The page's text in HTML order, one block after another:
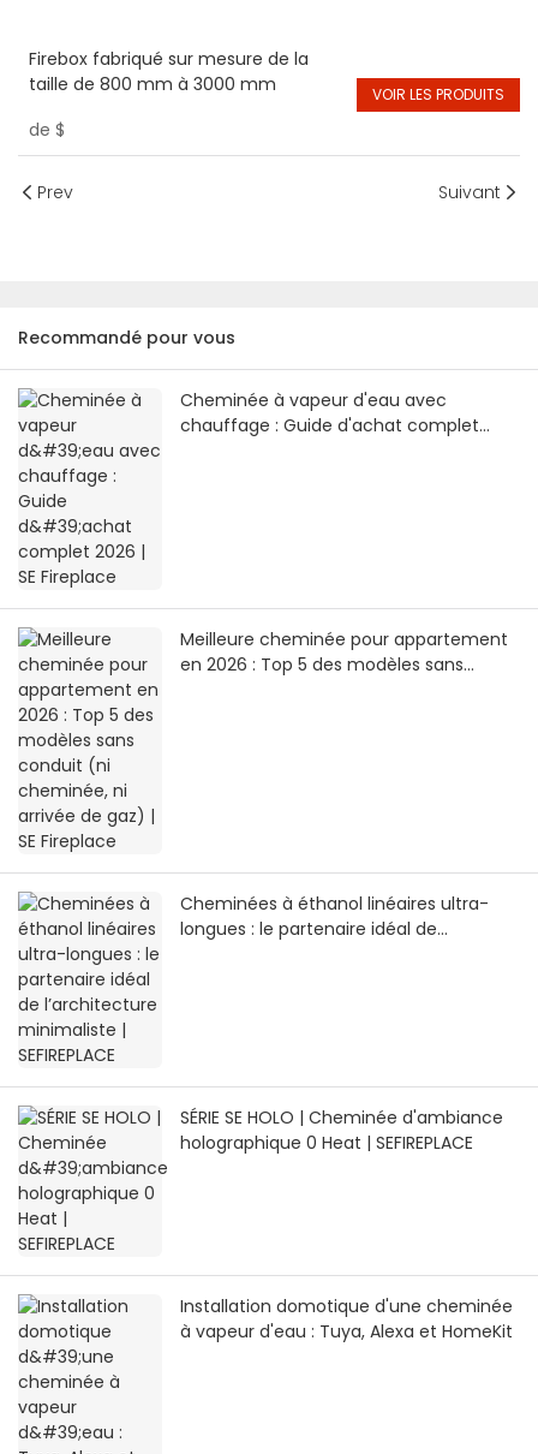
Firebox fabriqué sur mesure de la
taille de 800 mm à 3000 mm
de $
VOIR LES PRODUITS
Prev Suivant
Recommandé pour vous
Cheminée à vapeur d'eau avec
chauffage : Guide d'achat complet
Meilleure cheminée pour appartement
en 2026 : Top 5 des modèles sans
Cheminées à éthanol linéaires ultra-
longues : le partenaire idéal de
SÉRIE SE HOLO | Cheminée d'ambiance
holographique 0 Heat | SEFIREPLACE
Installation domotique d'une cheminée
à vapeur d'eau : Tuya, Alexa et HomeKit